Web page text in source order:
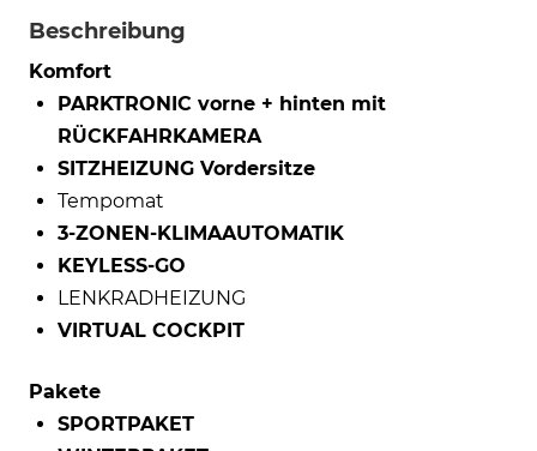
Beschreibung
Komfort
PARKTRONIC vorne + hinten mit
RÜCKFAHRKAMERA
SITZHEIZUNG Vordersitze
Tempomat
3-ZONEN-KLIMAAUTOMATIK
KEYLESS-GO
LENKRADHEIZUNG
VIRTUAL COCKPIT
Pakete
SPORTPAKET